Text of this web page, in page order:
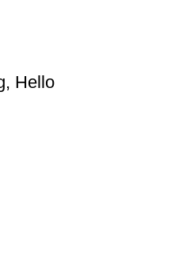
Hello